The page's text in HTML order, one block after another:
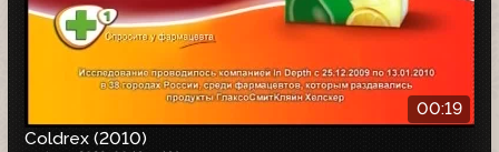
00:19
Coldrex (2010)